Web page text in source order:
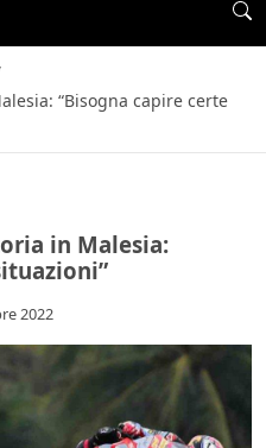
“Bisogna capire certe
in Malesia:
2022